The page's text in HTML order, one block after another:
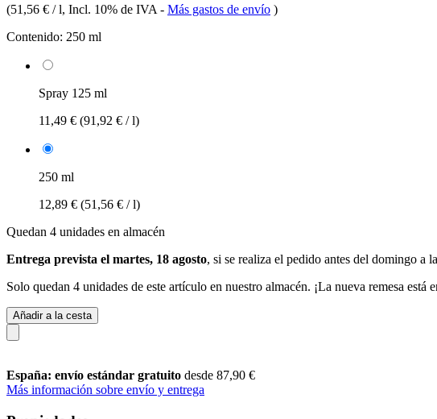
(51,56 € / l, Incl. 10% de IVA - Más gastos de envío )
Contenido: 250 ml
Spray 125 ml
11,49 € (91,92 € / l)
250 ml
12,89 € (51,56 € / l)
Quedan 4 unidades en almacén
Entrega prevista el martes, 18 agosto, si se realiza el pedido antes del domingo a
Solo quedan 4 unidades de este artículo en nuestro almacén. ¡La nueva remesa
Añadir a la cesta
España: envío estándar gratuito desde 87,90 €
Más información sobre envío y entrega